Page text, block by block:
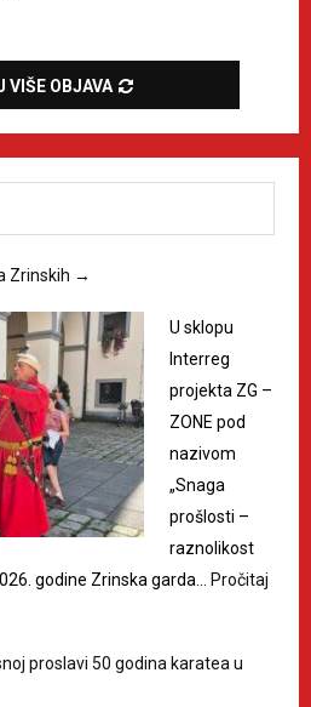
VIŠE OBJAVA
Zrinskih →
U sklopu
Interreg
projekta ZG –
ZONE pod
nazivom
„Snaga
prošlosti –
raznolikost
godine Zrinska garda… Pročitaj
proslavi 50 godina karatea u